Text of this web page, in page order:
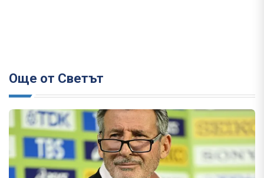
Още от Светът